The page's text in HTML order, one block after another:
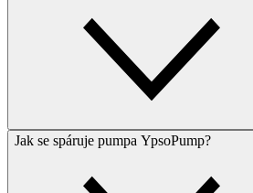
Jak se spáruje pumpa YpsoPump?